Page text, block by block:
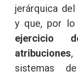
jerárquica
y que, por lo
ejercicio
atribuciones,
sistemas